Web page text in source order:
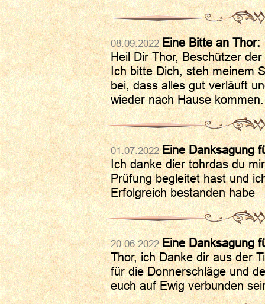
08.09.2022Eine Bitte an Thor:
Heil Dir Thor, Beschützer
Ich bitte Dich, steh meinem
bei, dass alles gut verläuft
wieder nach Hause kommen.
01.07.2022Eine Danksagung
Ich danke dier tohrdas du
Prüfung begleitet hast und
Erfolgreich bestanden habe
20.06.2022 Eine Danksagung
Thor, ich Danke dir aus der
für die Donnerschläge und
euch auf Ewig verbunden